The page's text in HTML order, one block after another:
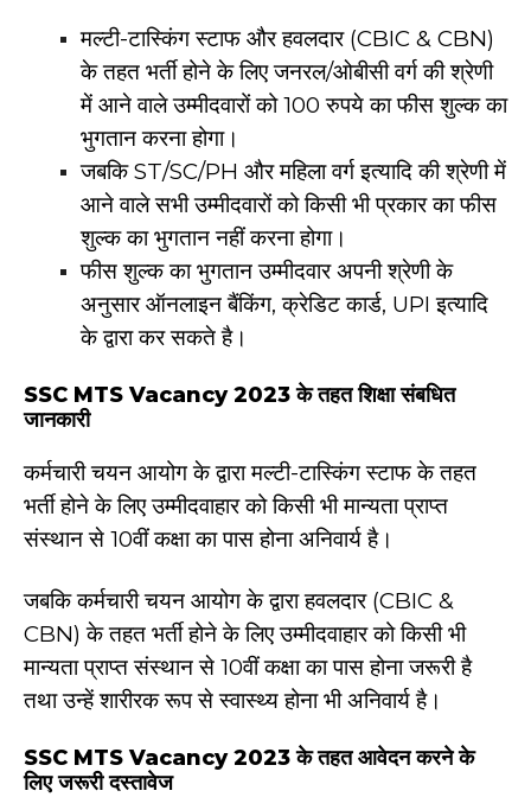
मल्टी-टास्किंग स्टाफ और हवलदार (CBIC & CBN)
के तहत भर्ती होने के लिए जनरल/ओबीसी वर्ग की श्रेणी
में आने वाले उम्मीदवारों को 100 रुपये का फीस शुल्क का
भुगतान करना होगा।
जबकि ST/SC/PH और महिला वर्ग इत्यादि की श्रेणी में
आने वाले सभी उम्मीदवारों को किसी भी प्रकार का फीस
शुल्क का भुगतान नहीं करना होगा।
फीस शुल्क का भुगतान उम्मीदवार अपनी श्रेणी के
अनुसार ऑनलाइन बैंकिंग, क्रेडिट कार्ड, UPI इत्यादि
के द्वारा कर सकते है।
SSC MTS Vacancy 2023 के तहत शिक्षा संबधित
जानकारी
कर्मचारी चयन आयोग के द्वारा मल्टी-टास्किंग स्टाफ के तहत
भर्ती होने के लिए उम्मीदवाहार को किसी भी मान्यता प्राप्त
संस्थान से 10वीं कक्षा का पास होना अनिवार्य है।
जबकि कर्मचारी चयन आयोग के द्वारा हवलदार (CBIC &
CBN) के तहत भर्ती होने के लिए उम्मीदवाहार को किसी भी
मान्यता प्राप्त संस्थान से 10वीं कक्षा का पास होना जरूरी है
तथा उन्हें शारीरक रूप से स्वास्थ्य होना भी अनिवार्य है।
SSC MTS Vacancy 2023 के तहत आवेदन करने के
लिए जरूरी दस्तावेज